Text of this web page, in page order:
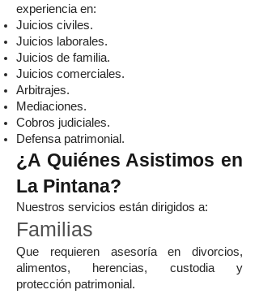
experiencia en:
Juicios civiles.
Juicios laborales.
Juicios de familia.
Juicios comerciales.
Arbitrajes.
Mediaciones.
Cobros judiciales.
Defensa patrimonial.
¿A Quiénes Asistimos en
La Pintana?
Nuestros servicios están dirigidos a:
Familias
Que requieren asesoría en divorcios,
alimentos, herencias, custodia y
protección patrimonial.